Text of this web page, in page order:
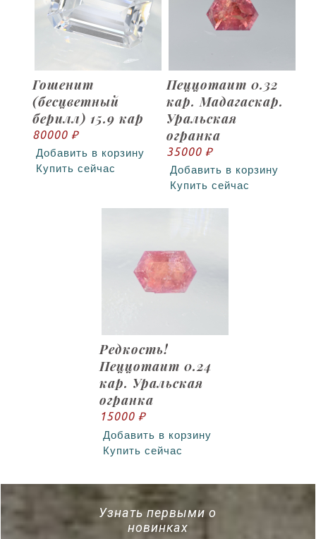
Гошенит
(бесцветный
берилл) 15.9 кар
80000 ₽
Добавить в корзину
Купить сейчас
Пеццотаит 0.32
кар. Мадагаскар.
Уральская
огранка
35000 ₽
Добавить в корзину
Купить сейчас
Редкость!
Пеццотаит 0.24
кар. Уральская
огранка
15000 ₽
Добавить в корзину
Купить сейчас
Узнать первыми о
новинках